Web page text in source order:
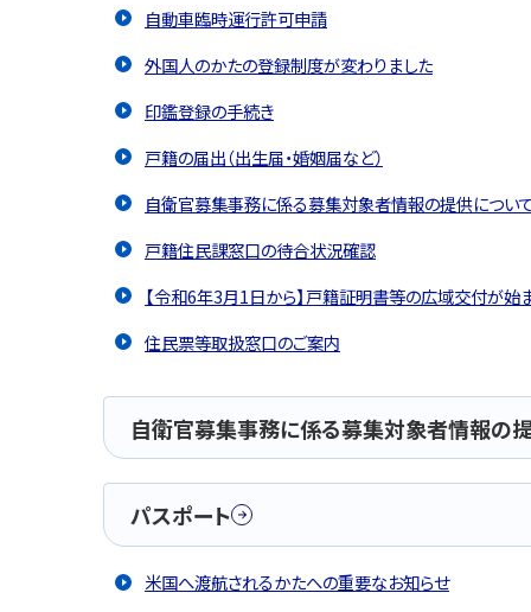
自動車臨時運行許可申請
外国人のかたの登録制度が変わりました
印鑑登録の手続き
戸籍の届出（出生届・婚姻届など）
自衛官募集事務に係る募集対象者情報の提供につい
戸籍住民課窓口の待合状況確認
【令和6年3月1日から】戸籍証明書等の広域交付が始
住民票等取扱窓口のご案内
自衛官募集事務に係る募集対象者情報の
パスポート
米国へ渡航されるかたへの重要なお知らせ